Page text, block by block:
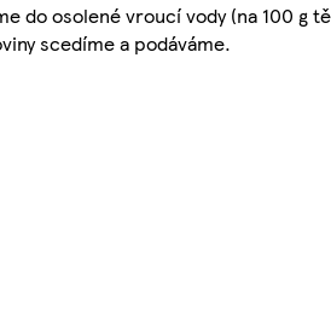
do osolené vroucí vody (na 100
scedíme a podáváme.